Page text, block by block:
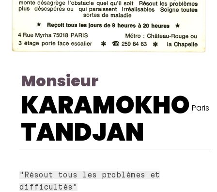
Monsieur
KARAMOKHO
TANDJAN
Paris
"Résout tous les problèmes et
difficultés"